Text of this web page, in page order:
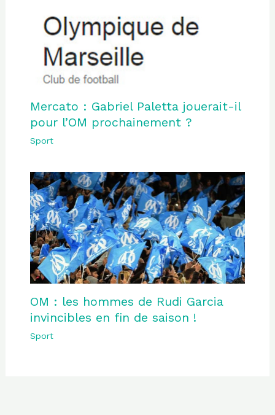
Mercato : Gabriel Paletta jouerait-il
pour l’OM prochainement ?
Sport
OM : les hommes de Rudi Garcia
invincibles en fin de saison !
Sport